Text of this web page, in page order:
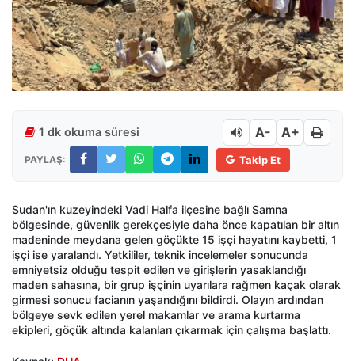
1 dk okuma süresi A- A+
PAYLAŞ: Takip Et
Sudan'ın kuzeyindeki Vadi Halfa ilçesine bağlı Samna
bölgesinde, güvenlik gerekçesiyle daha önce kapatılan bir altın
madeninde meydana gelen göçükte 15 işçi hayatını kaybetti, 1
işçi ise yaralandı. Yetkililer, teknik incelemeler sonucunda
emniyetsiz olduğu tespit edilen ve girişlerin yasaklandığı
maden sahasına, bir grup işçinin uyarılara rağmen kaçak olarak
girmesi sonucu facianın yaşandığını bildirdi. Olayın ardından
bölgeye sevk edilen yerel makamlar ve arama kurtarma
ekipleri, göçük altında kalanları çıkarmak için çalışma başlattı.